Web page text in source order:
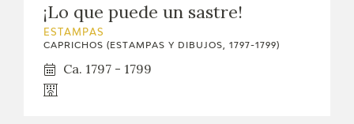
¡Lo que puede un sastre!
ESTAMPAS
CAPRICHOS (ESTAMPAS Y DIBUJOS, 1797-1799)
Ca. 1797 - 1799